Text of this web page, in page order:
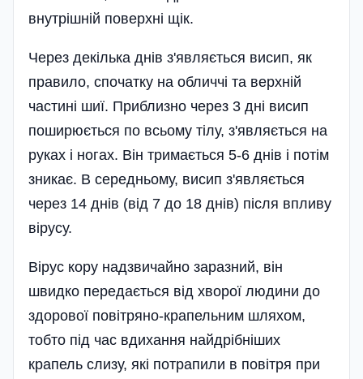
внутрі­шній поверхні щік.
Через декілька днів з'являється висип, як
правило, спочатку на обличчі та верхній
частині шиї. Приблизно через 3 дні висип
поширюється по всьому тілу, з'являється на
руках і ногах. Він тримається 5-6 днів і потім
зникає. В середньому, висип з'являється
через 14 днів (від 7 до 18 днів) після впливу
вірусу.
Вірус кору надзвичайно заразний, він
швидко передається від хворої людини до
здорової повітряно-крапельним шляхом,
тобто під час вдихання найдрібніших
крапель слизу, які потрапили в повітря при